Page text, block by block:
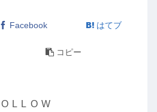
Facebook はてブ
コピー